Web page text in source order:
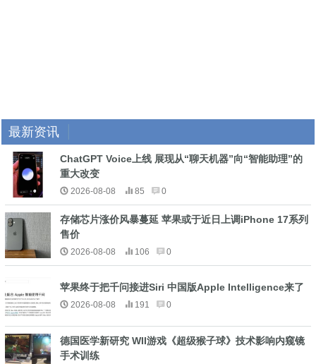
最新资讯
ChatGPT Voice上线 展现从“聊天机器”向“智能助理”的
重大改变
2026-08-08 85 0
存储芯片涨价风暴蔓延 苹果或于近日上调iPhone 17系列
售价
2026-08-08 106 0
苹果终于把千问接进Siri 中国版Apple Intelligence来了
2026-08-08 191 0
德国医学新研究 WII游戏《超级猴子球》技术影响内窥镜
手术训练